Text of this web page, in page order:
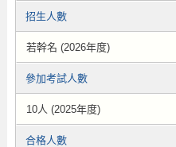
招生人數
若幹名 (2026年度)
參加考試人數
10人 (2025年度)
合格人數